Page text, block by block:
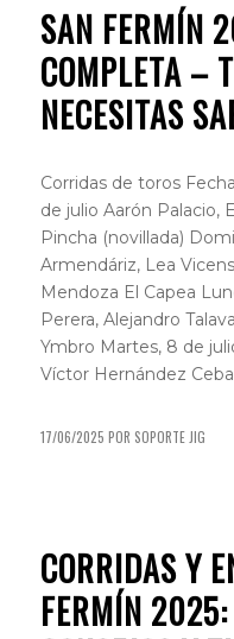
SAN FERMÍN
COMPLETA –
NECESITAS
Corridas de toros
de julio Aarón Palacio,
Pincha (novillada)
Armendáriz, Lea
Mendoza El Capea
Perera, Alejandro
Ymbro Martes, 8 de
Víctor Hernández
17/06/2025 POR SOPORTE JIG
CORRIDAS Y
FERMÍN